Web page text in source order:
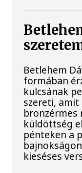
Betlehem
formában
kulcsának
szereti, amit
bronzérmes
küldöttség
pénteken a
kieséses